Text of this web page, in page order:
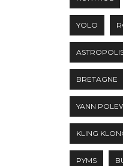
YOLO
BRETAGNE
YANN
KLING
PYMS